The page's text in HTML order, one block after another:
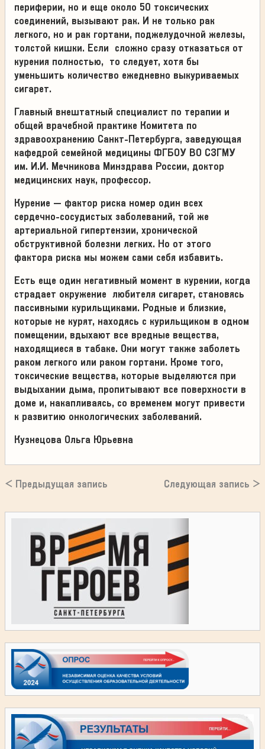
периферии, но и еще около 50 токсических
соединений, вызывают рак. И не только рак
легкого, но и рак гортани, поджелудочной железы,
толстой кишки. Если сложно сразу отказаться от
курения полностью, то следует, хотя бы
уменьшить количество ежедневно выкуриваемых
сигарет.
Главный внештатный специалист по терапии и
общей врачебной практике Комитета по
здравоохранению Санкт-Петербурга, заведующая
кафедрой семейной медицины ФГБОУ ВО СЗГМУ
им. И.И. Мечникова Минздрава России, доктор
медицинских наук, профессор.
Курение – фактор риска номер один всех
сердечно-сосудистых заболеваний, той же
артериальной гипертензии, хронической
обструктивной болезни легких. Но от этого
фактора риска мы можем сами себя избавить.
Есть еще один негативный момент в курении, когда
страдает окружение любителя сигарет, становясь
пассивными курильщиками. Родные и близкие,
которые не курят, находясь с курильщиком в одном
помещении, вдыхают все вредные вещества,
находящиеся в табаке. Они могут также заболеть
раком легкого или раком гортани. Кроме того,
токсические вещества, которые выделяются при
выдыхании дыма, пропитывают все поверхности в
доме и, накапливаясь, со временем могут привести
к развитию онкологических заболеваний.
Кузнецова Ольга Юрьевна
< Предыдущая запись Следующая запись >